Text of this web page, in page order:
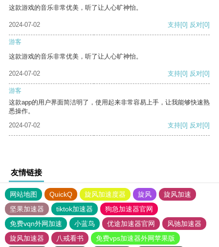
这款游戏的音乐非常优美，听了让人心旷神怡。
2024-07-02 支持[0] 反对[0]
游客
这款游戏的音乐非常优美，听了让人心旷神怡。
2024-07-02 支持[0] 反对[0]
游客
这款app的用户界面简洁明了，使用起来非常容易上手，让我能够快速熟
悉操作。
2024-07-02
支持[0] 反对[0]
友情链接
网站地图 QuickQ 旋风加速度器 旋风
旋风加速
坚果加速器
tiktok加速器
狗急加速器官网
免费vqn外网加速
小蓝鸟 优途加速器官网
风驰加速器
旋风加速器
八戒看书 免费vps加速器外网苹果版